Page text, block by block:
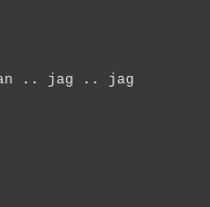
.. jag .. jag